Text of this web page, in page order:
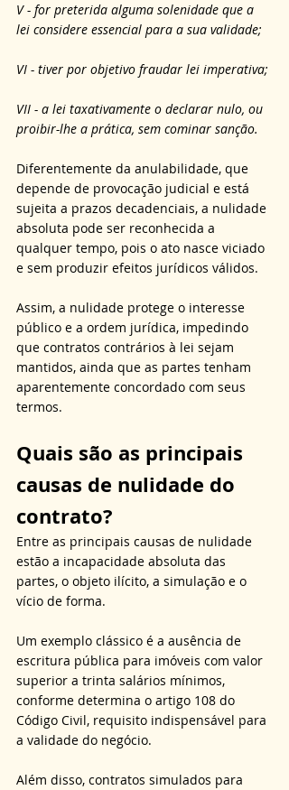
V - for preterida alguma solenidade que a
lei considere essencial para a sua validade;
VI - tiver por objetivo fraudar lei imperativa;
VII - a lei taxativamente o declarar nulo, ou
proibir-lhe a prática, sem cominar sanção.
Diferentemente da anulabilidade, que
depende de provocação judicial e está
sujeita a prazos decadenciais, a nulidade
absoluta pode ser reconhecida a
qualquer tempo, pois o ato nasce viciado
e sem produzir efeitos jurídicos válidos.
Assim, a nulidade protege o interesse
público e a ordem jurídica, impedindo
que contratos contrários à lei sejam
mantidos, ainda que as partes tenham
aparentemente concordado com seus
termos.
Quais são as principais
causas de nulidade do
contrato?
Entre as principais causas de nulidade
estão a incapacidade absoluta das
partes, o objeto ilícito, a simulação e o
vício de forma.
Um exemplo clássico é a ausência de
escritura pública para imóveis com valor
superior a trinta salários mínimos,
conforme determina o artigo 108 do
Código Civil, requisito indispensável para
a validade do negócio.
Além disso, contratos simulados para